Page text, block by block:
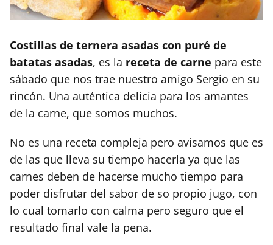
Costillas de ternera asadas con puré de
batatas asadas, es la receta de carne para este
sábado que nos trae nuestro amigo Sergio en su
rincón. Una auténtica delicia para los amantes
de la carne, que somos muchos.
No es una receta compleja pero avisamos que es
de las que lleva su tiempo hacerla ya que las
carnes deben de hacerse mucho tiempo para
poder disfrutar del sabor de so propio jugo, con
lo cual tomarlo con calma pero seguro que el
resultado final vale la pena.